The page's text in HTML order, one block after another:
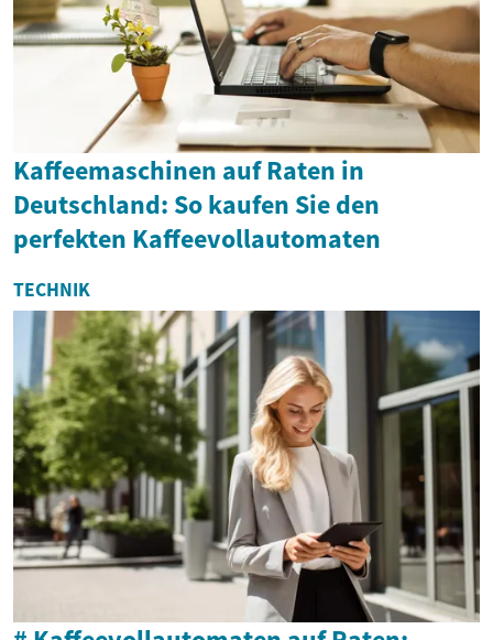
Kaffeemaschinen auf Raten in
Deutschland: So kaufen Sie den
perfekten Kaffeevollautomaten
TECHNIK